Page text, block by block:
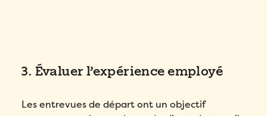
3. Évaluer l’expérience employé
Les entrevues de départ ont un objectif